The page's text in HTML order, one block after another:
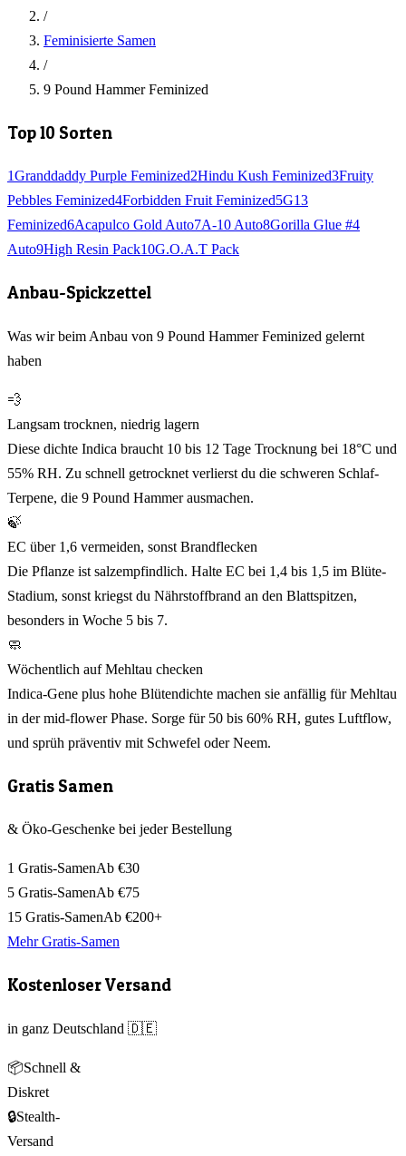
/
Feminisierte Samen
/
9 Pound Hammer Feminized
Top 10 Sorten
1Granddaddy Purple Feminized2Hindu Kush Feminized3Fruity
Pebbles Feminized4Forbidden Fruit Feminized5G13
Feminized6Acapulco Gold Auto7A-10 Auto8Gorilla Glue #4
Auto9High Resin Pack10G.O.A.T Pack
Anbau-Spickzettel
Was wir beim Anbau von 9 Pound Hammer Feminized gelernt
haben
💨
Langsam trocknen, niedrig lagern
Diese dichte Indica braucht 10 bis 12 Tage Trocknung bei 18°C und
55% RH. Zu schnell getrocknet verlierst du die schweren Schlaf-
Terpene, die 9 Pound Hammer ausmachen.
🍃
EC über 1,6 vermeiden, sonst Brandflecken
Die Pflanze ist salzempfindlich. Halte EC bei 1,4 bis 1,5 im Blüte-
Stadium, sonst kriegst du Nährstoffbrand an den Blattspitzen,
besonders in Woche 5 bis 7.
🧼
Wöchentlich auf Mehltau checken
Indica-Gene plus hohe Blütendichte machen sie anfällig für Mehltau
in der mid-flower Phase. Sorge für 50 bis 60% RH, gutes Luftflow,
und sprüh präventiv mit Schwefel oder Neem.
Gratis Samen
& Öko-Geschenke bei jeder Bestellung
1 Gratis-SamenAb €30
5 Gratis-SamenAb €75
15 Gratis-SamenAb €200+
Mehr Gratis-Samen
Kostenloser Versand
in ganz Deutschland 🇩🇪
📦Schnell &
Diskret
🔒Stealth-
Versand